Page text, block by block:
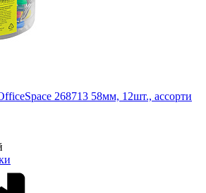
268713 58мм, 12шт., ассорти